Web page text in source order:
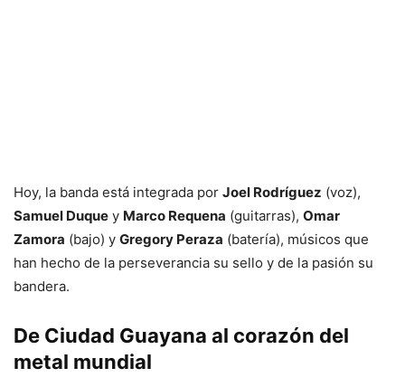
Hoy, la banda está integrada por Joel Rodríguez (voz),
Samuel Duque y Marco Requena (guitarras), Omar
Zamora (bajo) y Gregory Peraza (batería), músicos que
han hecho de la perseverancia su sello y de la pasión su
bandera.
De Ciudad Guayana al corazón del
metal mundial